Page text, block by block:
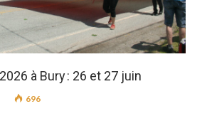
à Bury : 26 et 27 juin
696